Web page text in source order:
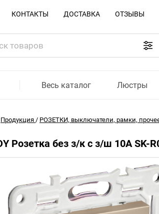
КОНТАКТЫ ДОСТАВКА ОТЗЫВЫ
Весь каталог Люстры
Продукция / РОЗЕТКИ, выключатели, рамки,
Розетка без з/к с з/ш 10А SK-